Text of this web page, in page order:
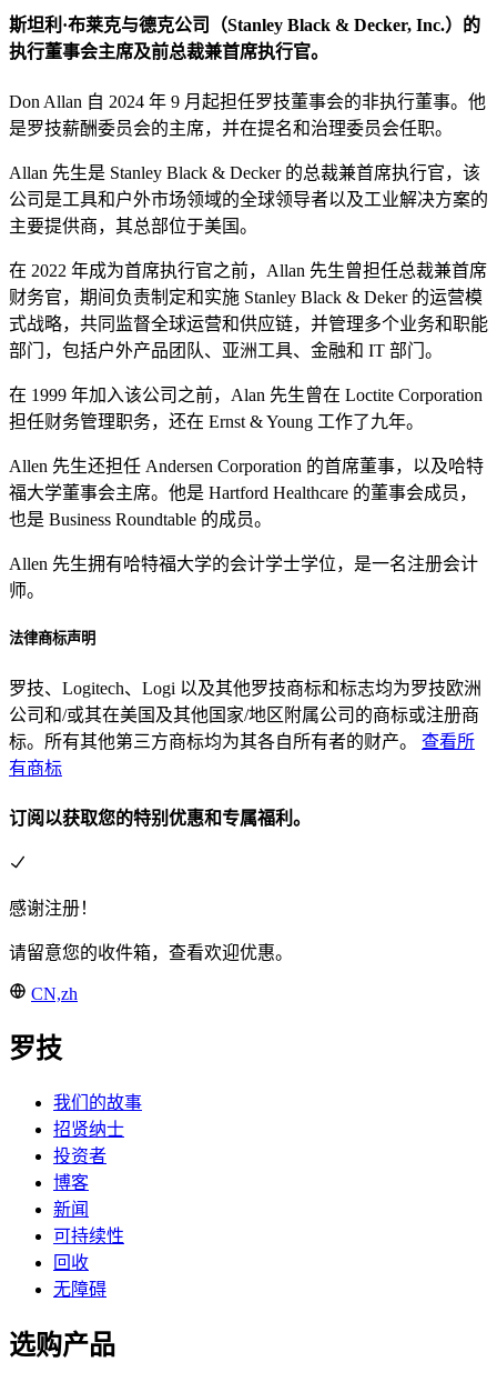
斯坦利·布莱克与德克公司（Stanley Black & Decker, Inc.）的
执行董事会主席及前总裁兼首席执行官。
Don Allan 自 2024 年 9 月起担任罗技董事会的非执行董事。他
是罗技薪酬委员会的主席，并在提名和治理委员会任职。
Allan 先生是 Stanley Black & Decker 的总裁兼首席执行官，该
公司是工具和户外市场领域的全球领导者以及工业解决方案的
主要提供商，其总部位于美国。
在 2022 年成为首席执行官之前，Allan 先生曾担任总裁兼首席
财务官，期间负责制定和实施 Stanley Black & Deker 的运营模
式战略，共同监督全球运营和供应链，并管理多个业务和职能
部门，包括户外产品团队、亚洲工具、金融和 IT 部门。
在 1999 年加入该公司之前，Alan 先生曾在 Loctite Corporation
担任财务管理职务，还在 Ernst & Young 工作了九年。
Allen 先生还担任 Andersen Corporation 的首席董事，以及哈特
福大学董事会主席。他是 Hartford Healthcare 的董事会成员，
也是 Business Roundtable 的成员。
Allen 先生拥有哈特福大学的会计学士学位，是一名注册会计
师。
法律商标声明
罗技、Logitech、Logi 以及其他罗技商标和标志均为罗技欧洲
公司和/或其在美国及其他国家/地区附属公司的商标或注册商
标。所有其他第三方商标均为其各自所有者的财产。 查看所
有商标
订阅以获取您的特别优惠和专属福利。
感谢注册！
请留意您的收件箱，查看欢迎优惠。
CN,zh
罗技
我们的故事
招贤纳士
投资者
博客
新闻
可持续性
回收
无障碍
选购产品